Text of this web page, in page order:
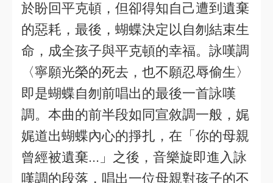
於盼回平克頓，但卻得知自己遭到遺棄
的惡耗，最後，蝴蝶決定以自刎結束生
命，成全孩子與平克頓的幸福。詠嘆調
〈寧願光榮的死去，也不願忍辱偷生〉
即是蝴蝶自刎前唱出的最後一首詠嘆
調。本曲的前半段如同宣敘調一般，娓
娓道出蝴蝶內心的掙扎，在「你的母親
曾經被遺棄...」之後，音樂旋即進入詠
嘆調的段落，唱出一位母親對孩子的不